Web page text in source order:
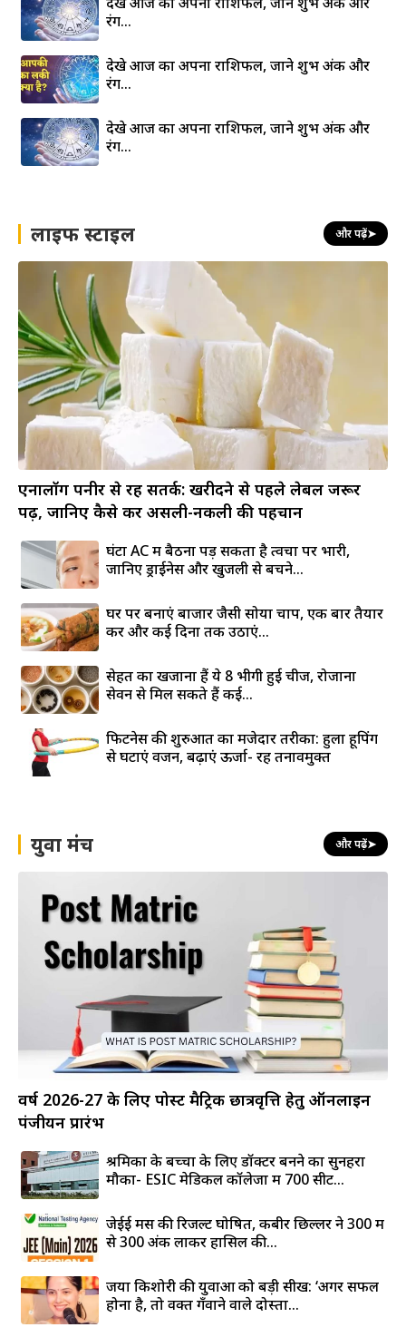
रंग…
देखे आज का अपना राशिफल, जाने शुभ अंक और
रंग…
देखे आज का अपना राशिफल, जाने शुभ अंक और
रंग…
लाइफ स्टाइल और पढ़ें➤
एनालॉग पनीर से रहें सतर्क: खरीदने से पहले लेबल जरूर
पढ़ें, जानिए कैसे करें असली-नकली की पहचान
घंटों AC में बैठना पड़ सकता है त्वचा पर भारी,
जानिए ड्राईनेस और खुजली से बचने...
घर पर बनाएं बाजार जैसी सोया चाप, एक बार तैयार
करें और कई दिनों तक उठाएं...
सेहत का खजाना हैं ये 8 भीगी हुई चीजें, रोजाना
सेवन से मिल सकते हैं कई...
फिटनेस की शुरुआत का मजेदार तरीका: हुला हूपिंग
से घटाएं वजन, बढ़ाएं ऊर्जा- रहें तनावमुक्त
युवा मंच और पढ़ें➤
वर्ष 2026-27 के लिए पोस्ट मैट्रिक छात्रवृत्ति हेतु ऑनलाइन
पंजीयन प्रारंभ
श्रमिकों के बच्चों के लिए डॉक्टर बनने का सुनहरा
मौका- ESIC मेडिकल कॉलेजों में 700 सीटें...
जेईई मेंस की रिजल्ट घोषित, कबीर छिल्लर ने 300 में
से 300 अंक लाकर हासिल की...
जया किशोरी की युवाओं को बड़ी सीख: ‘अगर सफल
होना है, तो वक्त गँवाने वाले दोस्तों...